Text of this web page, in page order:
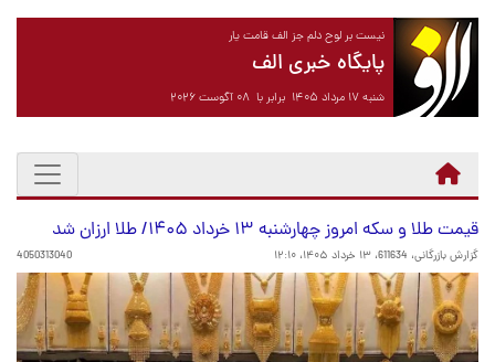
نیست بر لوح دلم جز الف قامت یار
پایگاه خبری الف
شنبه ۱۷ مرداد ۱۴۰۵ برابر با ۰۸ آگوست ۲۰۲۶
قیمت طلا و سکه امروز چهارشنبه ۱۳ خرداد ۱۴۰۵/ طلا ارزان شد
گزارش بازرگانی، 611634، ۱۳ خرداد ۱۴۰۵، ۱۲:۱۰ 4050313040